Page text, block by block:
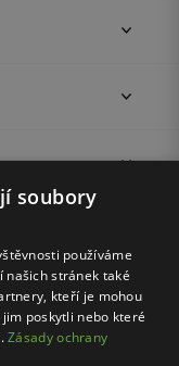
soubory
používáme
našich stránek také
kteří je mohou
poskytli nebo které
Zásady ochrany